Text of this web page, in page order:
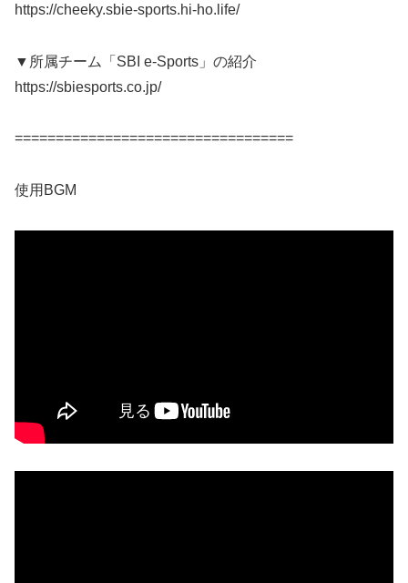
https://cheeky.sbie-sports.hi-ho.life/
▼所属チーム「SBI e-Sports」の紹介
https://sbiesports.co.jp/
==================================
使用BGM